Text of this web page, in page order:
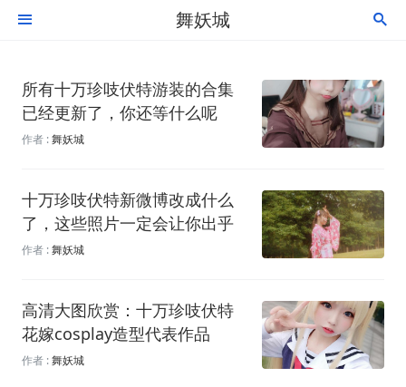
 舞妖城 
所有十万珍吱伏特游装的合集
已经更新了，你还等什么呢
作者 :舞妖城
十万珍吱伏特新微博改成什么
了，这些照片一定会让你出乎
意料
作者 :舞妖城
高清大图欣赏：十万珍吱伏特
花嫁cosplay造型代表作品
作者 :舞妖城